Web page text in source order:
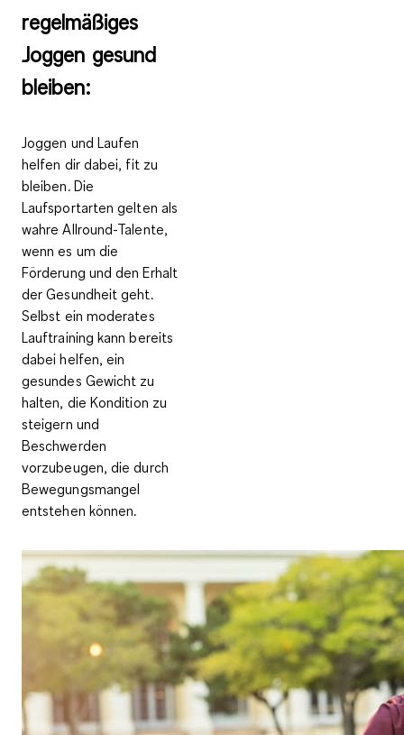
regelmäßiges
Joggen gesund
bleiben:
Joggen und Laufen
helfen dir dabei, fit zu
bleiben. Die
Laufsportarten gelten als
wahre Allround-Talente,
wenn es um die
Förderung und den Erhalt
der Gesundheit geht.
Selbst ein moderates
Lauftraining kann bereits
dabei helfen,ein
gesundes Gewicht zu
halten, die Kondition zu
steigern und
Beschwerden
vorzubeugen, die durch
Bewegungsmangel
entstehen können.